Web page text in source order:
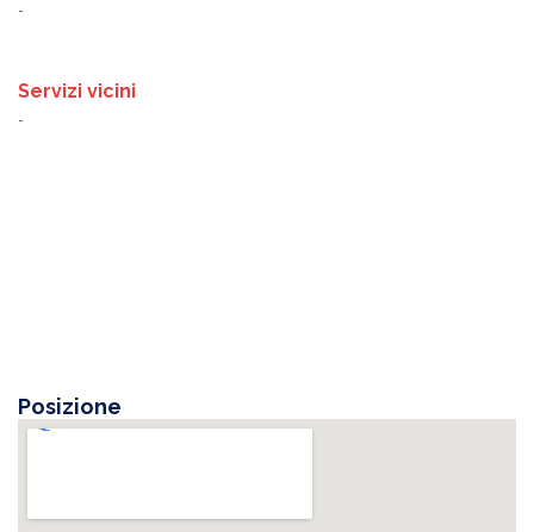
-
Servizi vicini
-
Posizione